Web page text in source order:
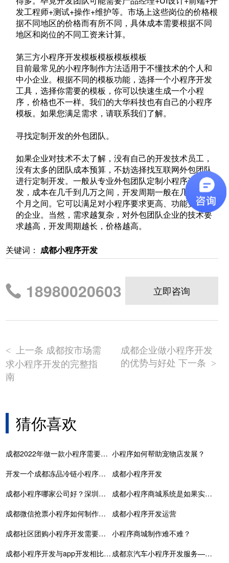
发工程师+测试+操作+维护等。市场上这些岗位的价格根
据不同地区的价格而有所不同，具体成本需要根据不同
地区和岗位的不同工资来计算。
第三方小程序开发模板模板模板模板
目前最常见的小程序制作方法适用于不懂技术的个人和
中小企业。根据不同的模板功能，选择一个小程序开发
工具，选择你需要的模板，你可以快速生成一个小程
序，价格也不一样。我们的大华科技也有自己的小程序
模板。如果您满足需求，请联系我们了解。
寻找定制开发的外包团队。
如果企业对技术不太了解，没有自己的开发技术员工，
没有太多的团队成本预算，不妨选择找互联网外包团队
进行定制开发。一般从专业外包团队定制小程序进行开
发，成本在几千到几万之间，开发周期一般在几周到几
个月之间。它可以满足对小程序要求更高、功能更复杂
的企业。当然，需求越复杂，对外包团队企业的技术要
求越高，开发周期越长，价格越高。
关键词：成都小程序开发
18980020603 立即咨询
<
上一条 成都按市场需
求小程序开发的完整指
南
成都企业做小程序开发
的优势与好处 下一条 >
猜你喜欢
成都2022年做一款小程序需要多少钱 小程序如何帮助宠物店发展？
开发一个成都冻品冷链小程序需要多少时间？如何缩短开发周期？
成都小程序开发
成都小程序哪家公司好？深圳专业小程序开发公司
成都小程序商城系统是如果实现搭建的？
成都微信抢票小程序如何制作的，微信抢车票的小程序
成都小程序开发运营
成都社区团购小程序开发需要多少钱
小程序商城制作难不难？
成都小程序开发与app开发相比的六大核心优势
成都京汽车小程序开发服务——助力汽车行业数字化转型